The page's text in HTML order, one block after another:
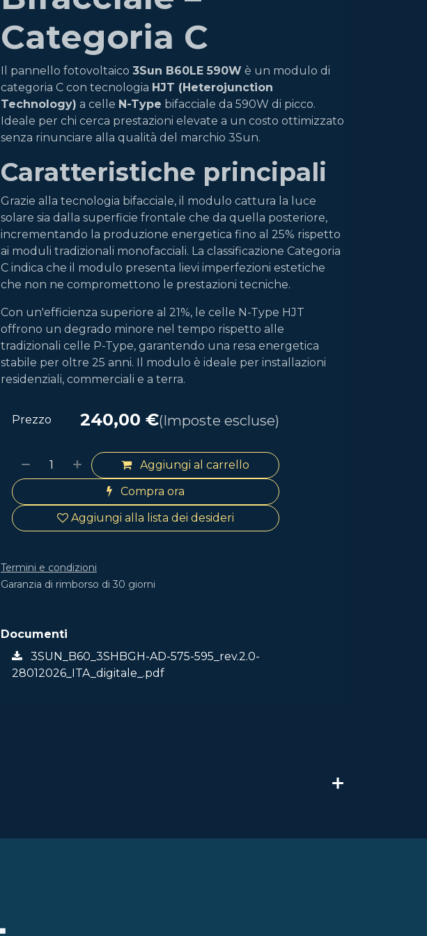
Categoria C
Il pannello fotovoltaico 3Sun B60LE 590W è un modulo di
categoria C con tecnologia HJT (Heterojunction
Technology) a celle N-Type bifacciale da 590W di picco.
Ideale per chi cerca prestazioni elevate a un costo ottimizzato
senza rinunciare alla qualità del marchio 3Sun.
Caratteristiche principali
Grazie alla tecnologia bifacciale, il modulo cattura la luce
solare sia dalla superficie frontale che da quella posteriore,
incrementando la produzione energetica fino al 25% rispetto
ai moduli tradizionali monofacciali. La classificazione Categoria
C indica che il modulo presenta lievi imperfezioni estetiche
che non ne compromettono le prestazioni tecniche.
Con un'efficienza superiore al 21%, le celle N-Type HJT
offrono un degrado minore nel tempo rispetto alle
tradizionali celle P-Type, garantendo una resa energetica
stabile per oltre 25 anni. Il modulo è ideale per installazioni
residenziali, commerciali e a terra.
Aggiungi al carrello
Compra ora
Aggiungi alla lista dei desideri
Prezzo 240,00 €(Imposte escluse)
Termini e condizioni
Garanzia di rimborso di 30 giorni
Documenti
3SUN_B60_3SHBGH-AD-575-595_rev.2.0-
28012026_ITA_digitale_.pdf